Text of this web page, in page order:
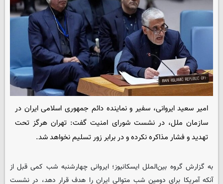
امیر سعید ایروانی، سفیر و نماینده دائم جمهوری اسلامی ایران در
سازمان ملل، در نشست شورای امنیت گفت: تهران هرگز تحت
تهدید و فشار مذاکره نکرده و در برابر زور تسلیم نخواهد شد.
به گزارش گروه بین‌الملل ایسکانیوز؛ ایروانی چهارشنبه شب کمی قبل از
آنکه آمریکا برای دومین شب متوالی ایران را هدف قرار دهد، در نشست